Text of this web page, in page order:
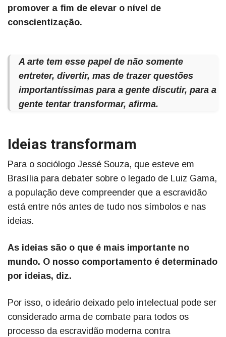
promover a fim de elevar o nível de
conscientização.
A arte tem esse papel de não somente
entreter, divertir, mas de trazer questões
importantíssimas para a gente discutir, para a
gente tentar transformar, afirma.
Ideias transformam
Para o sociólogo Jessé Souza, que esteve em
Brasília para debater sobre o legado de Luiz Gama,
a população deve compreender que a escravidão
está entre nós antes de tudo nos símbolos e nas
ideias.
As ideias são o que é mais importante no
mundo. O nosso comportamento é determinado
por ideias, diz.
Por isso, o ideário deixado pelo intelectual pode ser
considerado arma de combate para todos os
processo da escravidão moderna contra